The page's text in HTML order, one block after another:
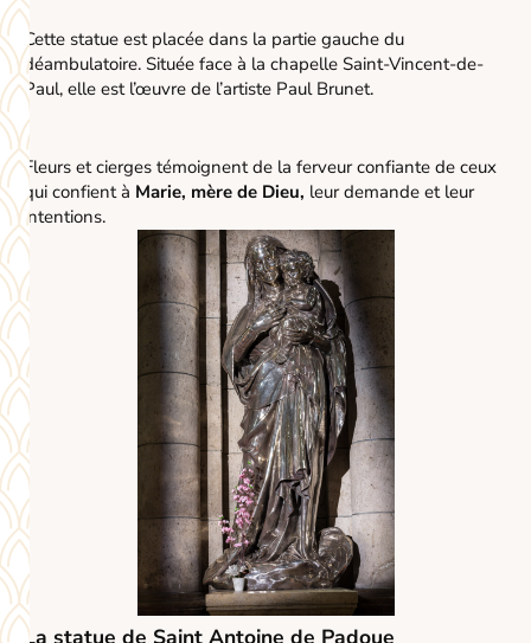
Cette statue est placée dans la partie gauche du
déambulatoire. Située face à la chapelle Saint-Vincent-de-
Paul, elle est l’œuvre de l’artiste Paul Brunet.
Fleurs et cierges témoignent de la ferveur confiante de ceux
qui confient à Marie, mère de Dieu, leur demande et leur
intentions.
La statue de Saint Antoine de Padoue